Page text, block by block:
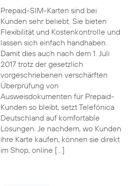
Prepaid-SIM-Karten sind bei
Kunden sehr beliebt. Sie bieten
Flexibilität und Kostenkontrolle und
lassen sich einfach handhaben.
Damit dies auch nach dem 1. Juli
2017 trotz der gesetzlich
vorgeschriebenen verschärften
Überprüfung von
Ausweisdokumenten für Prepaid-
Kunden so bleibt, setzt Telefónica
Deutschland auf komfortable
Lösungen. Je nachdem, wo Kunden
ihre Karte kaufen, können sie direkt
im Shop, online […]